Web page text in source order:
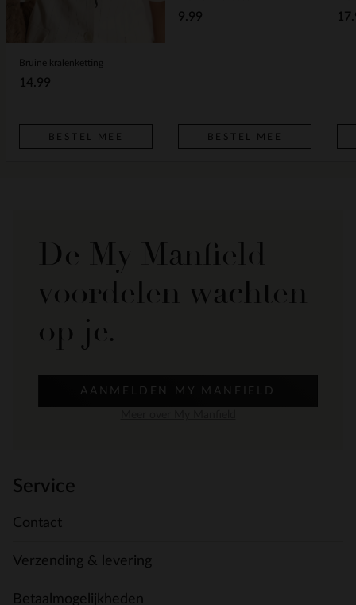
Bruine kralenketting
14.99
BESTEL MEE
9.99
BESTEL MEE
De My Manfield
voordelen wachten
op je.
AANMELDEN MY MANFIELD
Service
Contact
Verzending & levering
Betaalmogelijkheden